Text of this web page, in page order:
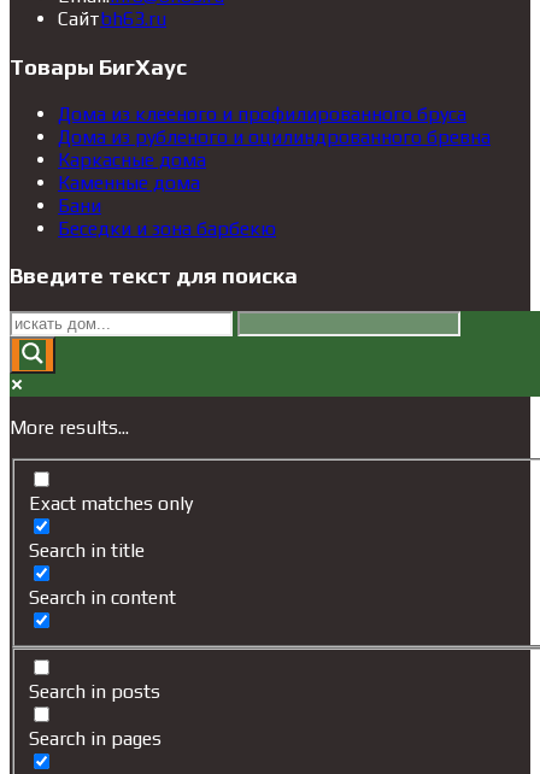
Сайтbh63.ruОткроется
новой
вкладке
Товары БигХаус
Дома из клееного и профилированного бруса
Дома из рубленого и оцилиндрованного бревна
Каркасные дома
Каменные дома
Бани
Беседки и зона барбекю
Введите текст для поиска
More results...
Exact matches only
Search in title
Search in content
Search in posts
Search in pages